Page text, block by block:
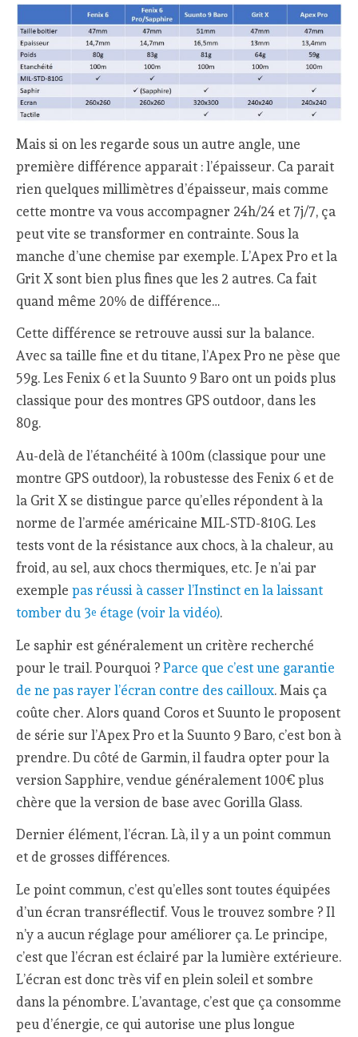
Mais si on les regarde sous un autre angle, une
première différence apparait : l’épaisseur. Ca parait
rien quelques millimètres d’épaisseur, mais comme
cette montre va vous accompagner 24h/24 et 7j/7, ça
peut vite se transformer en contrainte. Sous la
manche d’une chemise par exemple. L’Apex Pro et la
Grit X sont bien plus fines que les 2 autres. Ca fait
quand même 20% de différence…
Cette différence se retrouve aussi sur la balance.
Avec sa taille fine et du titane, l’Apex Pro ne pèse que
59g. Les Fenix 6 et la Suunto 9 Baro ont un poids plus
classique pour des montres GPS outdoor, dans les
80g.
Au-delà de l’étanchéité à 100m (classique pour une
montre GPS outdoor), la robustesse des Fenix 6 et de
la Grit X se distingue parce qu’elles répondent à la
norme de l’armée américaine MIL-STD-810G. Les
tests vont de la résistance aux chocs, à la chaleur, au
froid, au sel, aux chocs thermiques, etc. Je n’ai par
exemplepas réussi à casser l’Instinct en la laissant
tomber du 3e étage (voir la vidéo).
Le saphir est généralement un critère recherché
pour le trail. Pourquoi ?Parce que c’est une garantie
de ne pas rayer l’écran contre des cailloux. Mais ça
coûte cher. Alors quand Coros et Suunto le proposent
de série sur l’Apex Pro et la Suunto 9 Baro, c’est bon à
prendre. Du côté de Garmin, il faudra opter pour la
version Sapphire, vendue généralement 100€ plus
chère que la version de base avec Gorilla Glass.
Dernier élément, l’écran. Là, il y a un point commun
et de grosses différences.
Le point commun, c’est qu’elles sont toutes équipées
d’un écran transréflectif. Vous le trouvez sombre ? Il
n’y a aucun réglage pour améliorer ça. Le principe,
c’est que l’écran est éclairé par la lumière extérieure.
L’écran est donc très vif en plein soleil et sombre
dans la pénombre. L’avantage, c’est que ça consomme
peu d’énergie, ce qui autorise une plus longue